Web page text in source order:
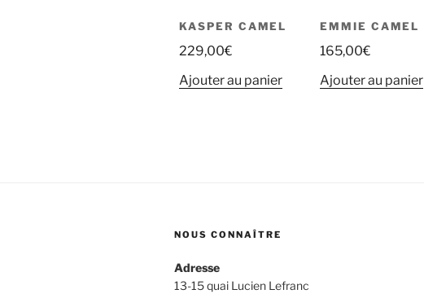
KASPER CAMEL
229,00€
Ajouter au panier
EMMIE CAMEL
165,00€
Ajouter au panier
NOUS CONNAÎTRE
Adresse
13-15 quai Lucien Lefranc